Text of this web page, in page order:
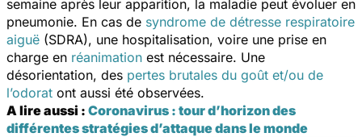
semaine après leur apparition, la maladie peut évoluer en
pneumonie. En cas de syndrome de détresse respiratoire
aiguë (SDRA), une hospitalisation, voire une prise en
charge en réanimation est nécessaire. Une
désorientation, des pertes brutales du goût et/ou de
l’odorat ont aussi été observées.
A lire aussi : Coronavirus : tour d’horizon des
différentes stratégies d’attaque dans le monde